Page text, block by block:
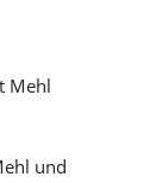
Mehl
und